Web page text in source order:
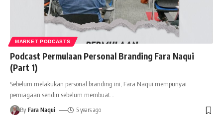
MARKET PODCASTS
Podcast Permulaan Personal Branding Fara Naqui
(Part 1)
Sebelum melakukan personal branding ini, Fara Naqui mempunyai
perniagaan sendiri sebelum membuat
By Fara Naqui 5 years ago